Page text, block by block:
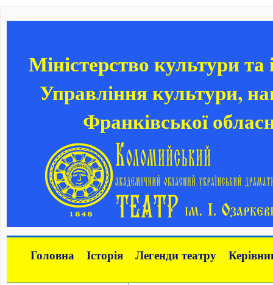
Міністерство культури
Управління культури,
Франківської
Головна Історія Легенди театру